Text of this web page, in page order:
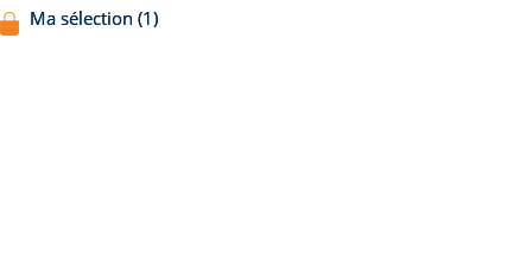
Ma sélection (1)